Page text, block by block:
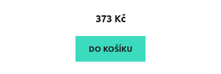
373 Kč
DO KOŠÍKU